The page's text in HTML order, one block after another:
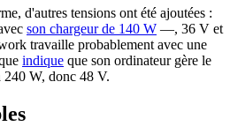
d'autres tensions ont été ajoutées :
son chargeur de 140 W —, 36 V et
travaille probablement avec une
indique que son ordinateur gère le
240 W, donc 48 V.